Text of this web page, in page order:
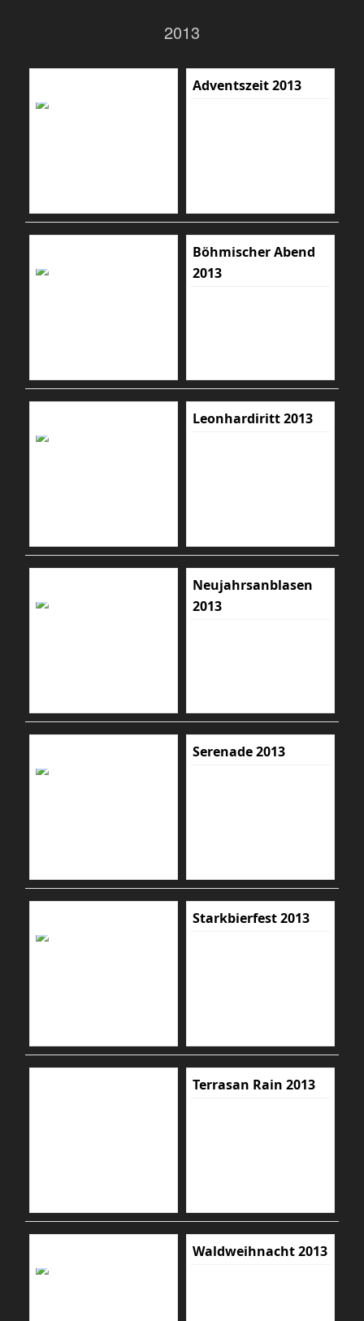
2013
Adventszeit 2013
Böhmischer Abend
2013
Leonhardiritt 2013
Neujahrsanblasen
2013
Serenade 2013
Starkbierfest 2013
Terrasan Rain 2013
Waldweihnacht 2013